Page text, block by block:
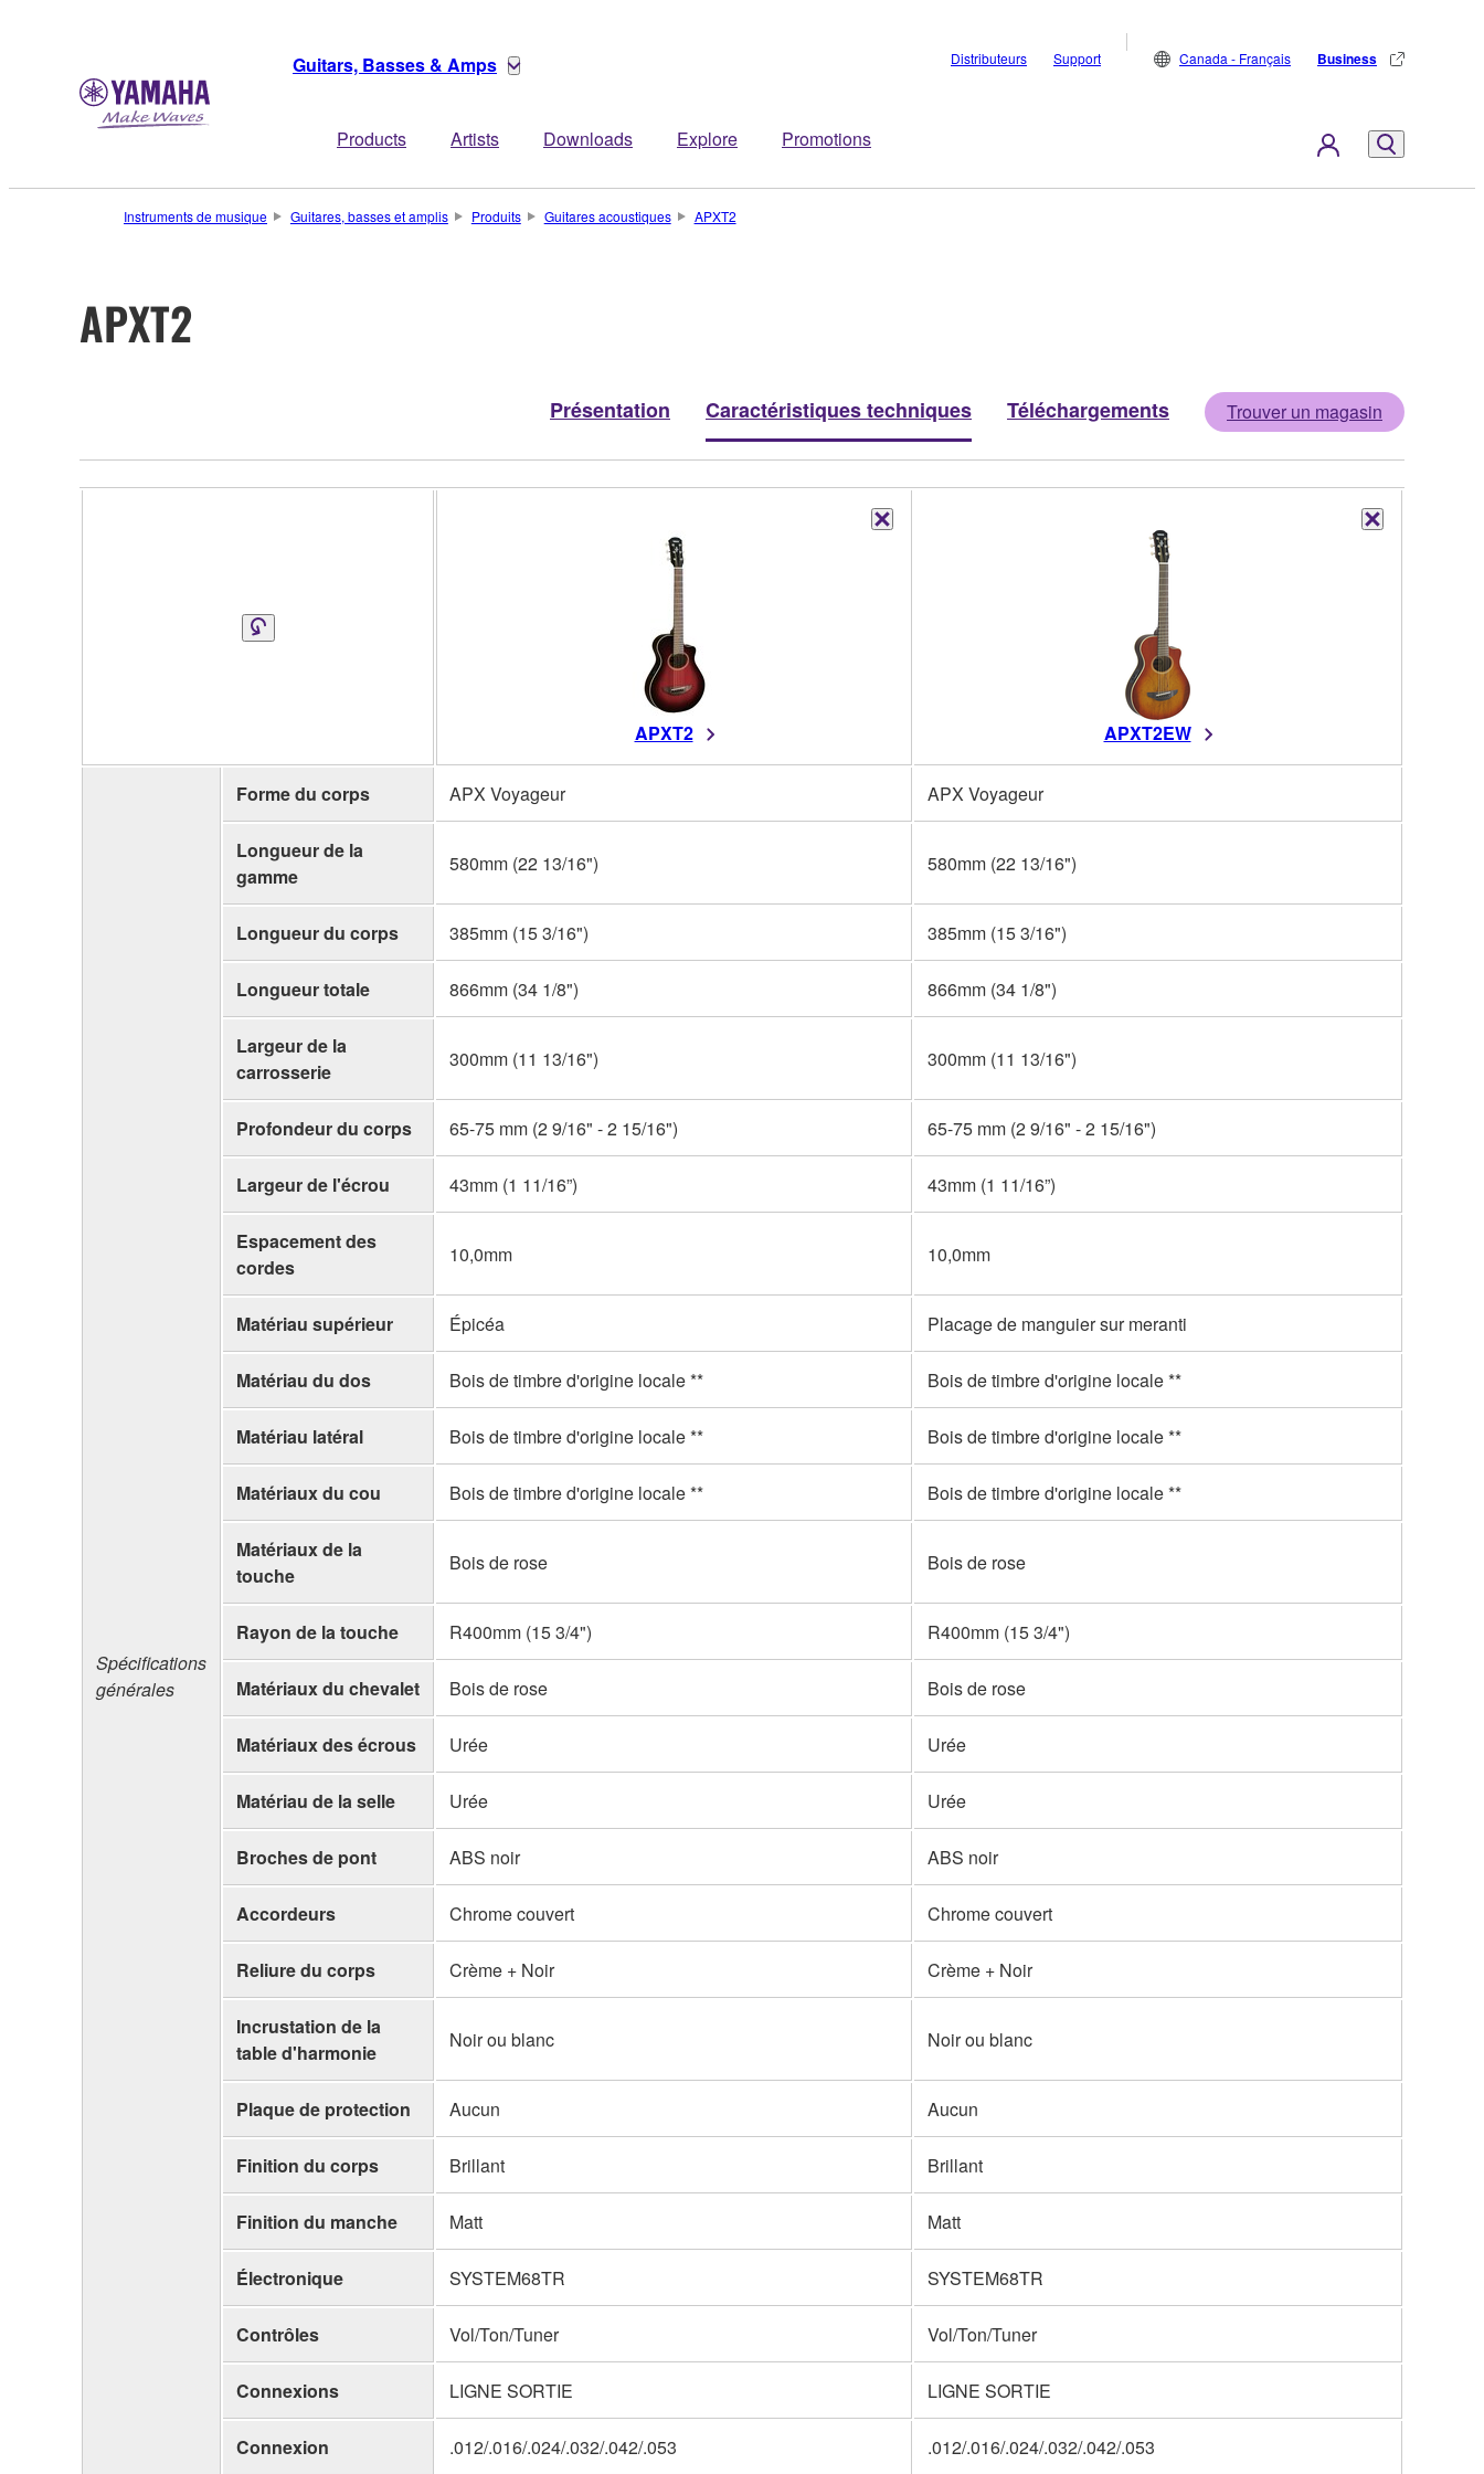
Guitars, Basses & Amps
Products Artists Downloads Explore Promotions
Distributeurs Support Canada - Français Business
Instruments de musique Guitares, basses et amplis Produits Guitares acoustiques APXT2
APXT2
Présentation Caractéristiques techniques Téléchargements Trouver un magasin
APXT2 APXT2EW
Spécifications
générales
Forme du corps APX Voyageur APX Voyageur
Longueur de la
gamme
580mm (22 13/16") 580mm (22 13/16")
Longueur du corps 385mm (15 3/16") 385mm (15 3/16")
Longueur totale 866mm (34 1/8") 866mm (34 1/8")
Largeur de la
carrosserie
300mm (11 13/16") 300mm (11 13/16")
Profondeur du corps 65-75 mm (2 9/16" - 2 15/16") 65-75 mm (2 9/16" - 2 15/16")
Largeur de l'écrou 43mm (1 11/16”) 43mm (1 11/16”)
Espacement des
cordes
10,0mm 10,0mm
Matériau supérieur Épicéa Placage de manguier sur meranti
Matériau du dos Bois de timbre d'origine locale ** Bois de timbre d'origine locale **
Matériau latéral Bois de timbre d'origine locale ** Bois de timbre d'origine locale **
Matériaux du cou Bois de timbre d'origine locale ** Bois de timbre d'origine locale **
Matériaux de la
touche
Bois de rose Bois de rose
Rayon de la touche R400mm (15 3/4") R400mm (15 3/4")
Matériaux du chevalet Bois de rose Bois de rose
Matériaux des écrous Urée Urée
Matériau de la selle Urée Urée
Broches de pont ABS noir ABS noir
Accordeurs Chrome couvert Chrome couvert
Reliure du corps Crème + Noir Crème + Noir
Incrustation de la
table d'harmonie
Noir ou blanc Noir ou blanc
Plaque de protection Aucun Aucun
Finition du corps Brillant Brillant
Finition du manche Matt Matt
Électronique SYSTEM68TR SYSTEM68TR
Contrôles Vol/Ton/Tuner Vol/Ton/Tuner
Connexions LIGNE SORTIE LIGNE SORTIE
Connexion .012/.016/.024/.032/.042/.053 .012/.016/.024/.032/.042/.053